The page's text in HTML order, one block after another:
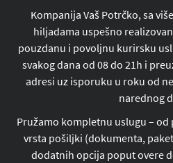
Kompanija Vaš Potrčko, sa
hiljadama uspešno
pouzdanu i povoljnu kurirsku
svakog dana od 08 do 21h i
adresi uz isporuku u roku od
narednog
Pružamo kompletnu uslugu – od
vrsta pošiljki (dokumenta,
dodatnih opcija poput overe